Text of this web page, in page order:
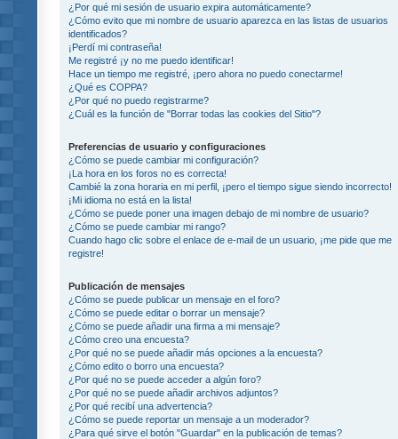
¿Por qué mi sesión de usuario expira automáticamente?
¿Cómo evito que mi nombre de usuario aparezca en las listas de usuarios
identificados?
¡Perdí mi contraseña!
Me registré ¡y no me puedo identificar!
Hace un tiempo me registré, ¡pero ahora no puedo conectarme!
¿Qué es COPPA?
¿Por qué no puedo registrarme?
¿Cuál es la función de "Borrar todas las cookies del Sitio"?
Preferencias de usuario y configuraciones
¿Cómo se puede cambiar mi configuración?
¡La hora en los foros no es correcta!
Cambié la zona horaria en mi perfil, ¡pero el tiempo sigue siendo incorrecto!
¡Mi idioma no está en la lista!
¿Cómo se puede poner una imagen debajo de mi nombre de usuario?
¿Cómo se puede cambiar mi rango?
Cuando hago clic sobre el enlace de e-mail de un usuario, ¡me pide que me
registre!
Publicación de mensajes
¿Cómo se puede publicar un mensaje en el foro?
¿Cómo se puede editar o borrar un mensaje?
¿Cómo se puede añadir una firma a mi mensaje?
¿Cómo creo una encuesta?
¿Por qué no se puede añadir más opciones a la encuesta?
¿Cómo edito o borro una encuesta?
¿Por qué no se puede acceder a algún foro?
¿Por qué no se puede añadir archivos adjuntos?
¿Por qué recibí una advertencia?
¿Cómo se puede reportar un mensaje a un moderador?
¿Para qué sirve el botón "Guardar" en la publicación de temas?